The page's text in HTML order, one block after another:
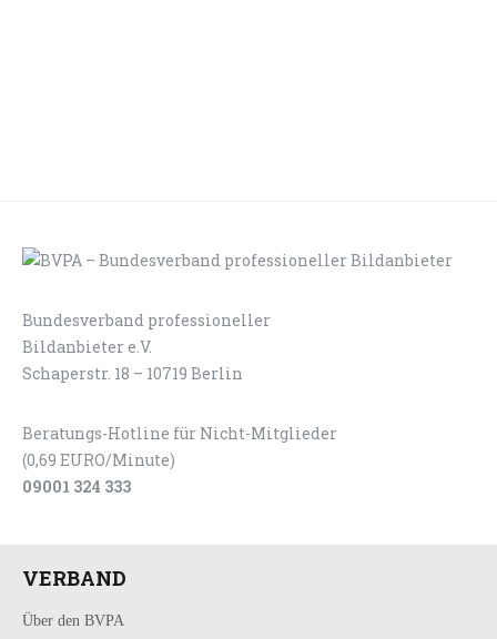
Bundesverband professioneller
Bildanbieter e.V.
Schaperstr. 18 – 10719 Berlin
Beratungs-Hotline für Nicht-Mitglieder
(0,69 EURO/Minute)
09001 324 333
VERBAND
Über den BVPA